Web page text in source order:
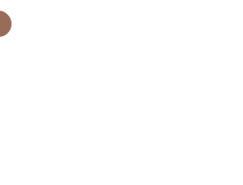
Endereço: Rua Abílio Dias S/N,
Lourdes/BA Horário de